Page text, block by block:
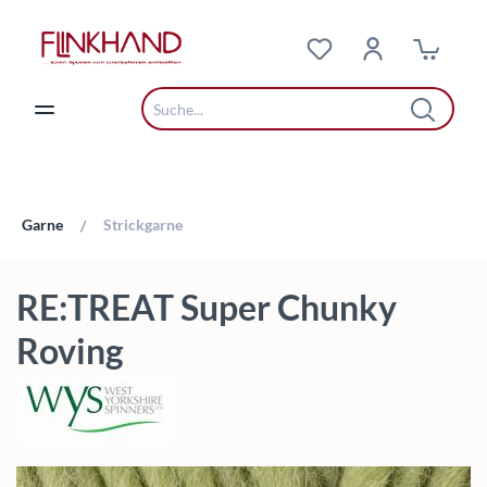
Garne / Strickgarne
RE:TREAT Super Chunky
Roving
Bildergalerie überspringen